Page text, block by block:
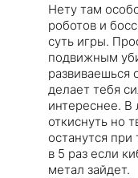
Нету там
роботов и
суть игры.
подвижным
развиваешься
делает тебя
интереснее.
откиснуть но
останутся
в 5 раз если
метал зайдет.